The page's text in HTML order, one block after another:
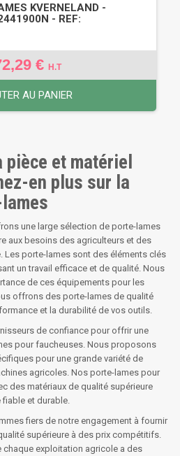
KVERNELAND -
- REF:
€ H.T
AU PANIER
et matériel
en plus sur la
une large sélection de porte-lames
aux besoins des agriculteurs et des
porte-lames sont des éléments clés
un travail efficace et de qualité. Nous
de ces équipements pour les
offrons des porte-lames de qualité
et la durabilité de vos outils.
de confiance pour offrir une
pour faucheuses. Nous proposons
pour une grande variété de
agricoles. Nos porte-lames pour
des matériaux de qualité supérieure
et durable.
fiers de notre engagement à fournir
supérieure à des prix compétitifs.
exploitation agricole a des